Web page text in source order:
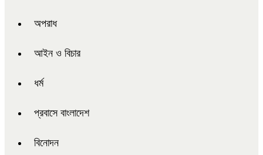
অপরাধ
আইন ও বিচার
ধর্ম
প্রবাসে বাংলাদেশ
বিনোদন